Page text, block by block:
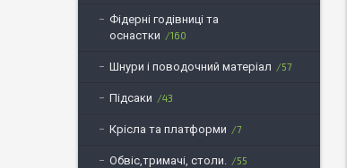
Фідерні годівниці та
оснастки
160
Шнури і поводочний матеріал 57
Підсаки 43
Крісла та платформи 7
Обвіс,тримачі, столи. 55